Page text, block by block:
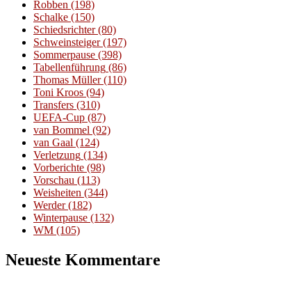
Robben (198)
Schalke (150)
Schiedsrichter(80)
Schweinsteiger(197)
Sommerpause (398)
Tabellenführung (86)
Thomas Müller(110)
Toni Kroos (94)
Transfers (310)
UEFA-Cup (87)
van Bommel (92)
van Gaal (124)
Verletzung (134)
Vorberichte (98)
Vorschau (113)
Weisheiten (344)
Werder(182)
Winterpause (132)
WM (105)
Neueste Kommentare